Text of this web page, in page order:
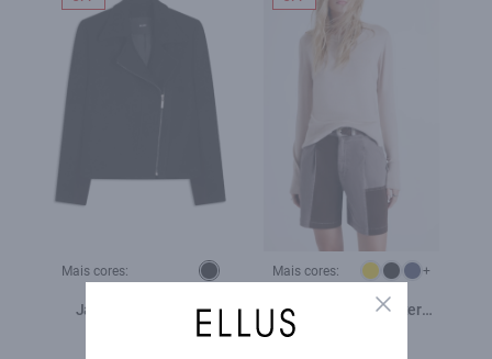
Mais cores:
Jaqueta Cashmere
Mais cores: +
Tricot Basic Sweater
Close